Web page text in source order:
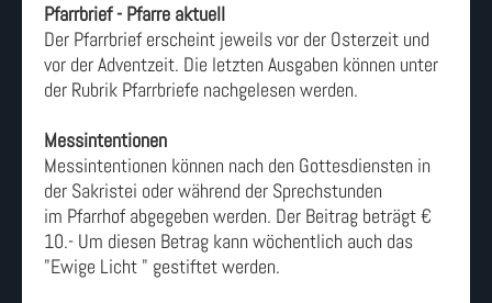
Pfarrbrief - Pfarre aktuell
Der Pfarrbrief erscheint jeweils vor der Osterzeit und
vor der Adventzeit. Die letzten Ausgaben können unter
der Rubrik Pfarrbriefe nachgelesen werden.
Messintentionen
Messintentionen können nach den Gottesdiensten in
der Sakristei oder während der Sprechstunden
im Pfarrhof abgegeben werden. Der Beitrag beträgt €
10.- Um diesen Betrag kann wöchentlich auch das
"Ewige Licht " gestiftet werden.